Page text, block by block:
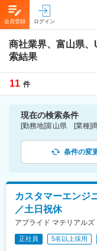
会員登録 ログイン
商社業界、富山県、
索結果
11 件
現在の検索条件
条件の変
カスタマーエンジ
／土日祝休
アプライド マテリアル
正社員 5名以上採用